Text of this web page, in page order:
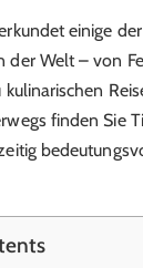
einige
der Welt – von
finden Sie